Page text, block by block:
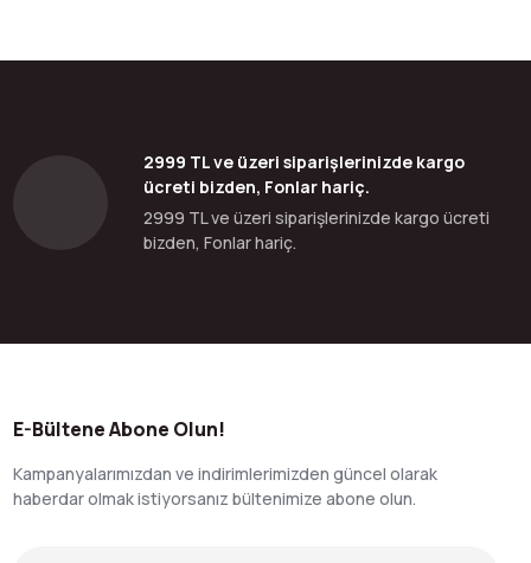
2999 TL ve üzeri siparişlerinizde kargo
ücreti bizden, Fonlar hariç.
2999 TL ve üzeri siparişlerinizde kargo ücreti
bizden, Fonlar hariç.
E-Bültene Abone Olun!
Kampanyalarımızdan ve indirimlerimizden güncel olarak
haberdar olmak istiyorsanız bültenimize abone olun.